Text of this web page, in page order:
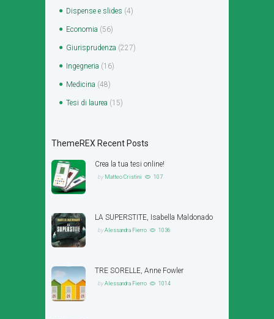
Dispense e slides (4)
Economia (56)
Giurisprudenza (227)
Ingegneria (16)
Medicina (48)
Tesi di laurea (15)
ThemeREX Recent Posts
Crea la tua tesi online!
by Matteo Cristini 107
LA SUPERSTITE, Isabella Maldonado
byAlessandra Fierro 1036
TRE SORELLE, Anne Fowler
byAlessandra Fierro 1014